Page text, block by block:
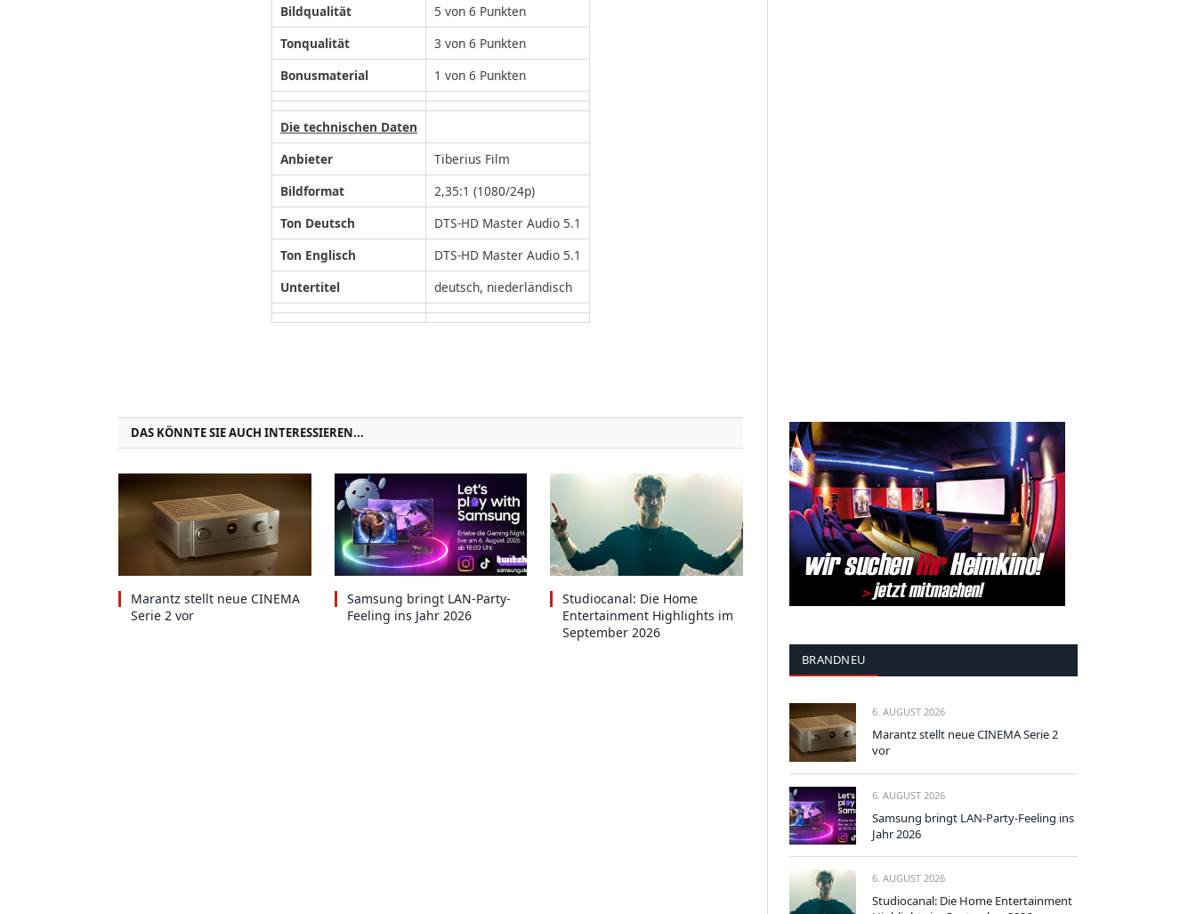
Bildqualität
5 von 6 Punkten
Tonqualität
3 von 6 Punkten
Bonusmaterial
1 von 6 Punkten
Die technischen Daten
Anbieter
Tiberius Film
Bildformat
2,35:1 (1080/24p)
Ton Deutsch
DTS-HD Master Audio 5.1
Ton Englisch
DTS-HD Master Audio 5.1
Untertitel
deutsch, niederländisch
DAS KÖNNTE SIE AUCH INTERESSIEREN...
Marantz stellt neue CINEMA
Serie 2 vor
Samsung bringt LAN-Party-
Feeling ins Jahr 2026
Studiocanal: Die Home
Entertainment Highlights im
September 2026
BRANDNEU
6. AUGUST 2026
Marantz stellt neue CINEMA Serie 2
vor
6. AUGUST 2026
Samsung bringt LAN-Party-Feeling ins
Jahr 2026
6. AUGUST 2026
Studiocanal: Die Home Entertainment